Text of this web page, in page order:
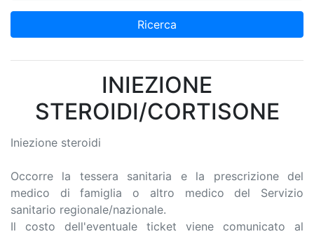
Ricerca
INIEZIONE
STEROIDI/CORTISONE
Iniezione steroidi
Occorre la tessera sanitaria e la prescrizione del
medico di famiglia o altro medico del Servizio
sanitario regionale/nazionale.
Il costo dell'eventuale ticket viene comunicato al